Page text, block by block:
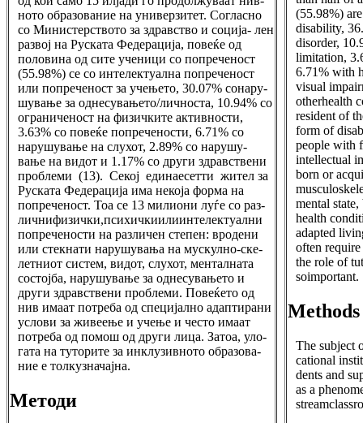
ното образование на универзитет. Согласно
со Министерството за здравство и соција- лен
развој на Руската Федерација, повеќе од
половина од сите ученици со попреченост
(55.98%) се со интелектуална попреченост
или попреченост за учењето, 30.07% сонару-
шување за однесувањето/личноста, 10.94% со
ограниченост на физичките активности,
3.63% со повеќе попречености, 6.71% со
нарушување на слухот, 2.89% со нарушу-
вање на видот и 1.17% со други здравствени
проблеми (13). Секој единаесетти жител за
Руската Федерација има некоја форма на
попреченост. Тоа се 13 милиони луѓе со раз-
личнифизички,психичкиилиинтелектуални
попречености на различен степен: вродени
или стекнати нарушувања на мускулно-ске-
летниот систем, видот, слухот, менталната
состојба, нарушување за однесувањето и
други здравствени проблеми. Повеќето од
нив имаат потреба од специјално адаптирани
услови за живеење и учење и често имаат
потреба од помош од други лица. Затоа, уло-
гата на туторите за инклузивното образова-
ние е толкузначајна.
Методи
(55.98%)
disability,
disorder,
limitation,
6.71% with
visual
otherhealth
resident of
form of
people with
intellectual
born or
mental
health
adapted
often
the role of
soimportant.
Methods
The subject
cational
dents and
as a